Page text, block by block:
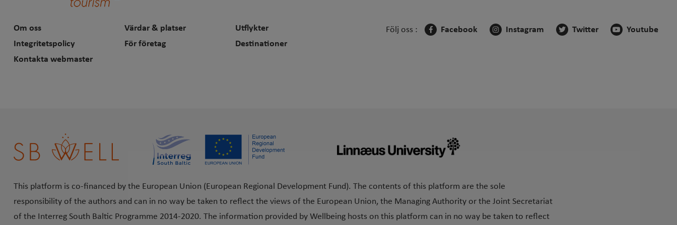
Om oss
Integritetspolicy
Kontakta webmaster
Värdar & platser
För företag
Utflykter
Destinationer
Följ oss : Facebook Instagram Twitter Youtube
This platform is co-financed by the European Union (European Regional Development Fund). The contents of this platform are the sole
responsibility of the authors and can in no way be taken to reflect the views of the European Union, the Managing Authority or the Joint Secretariat
of the Interreg South Baltic Programme 2014-2020. The information provided by Wellbeing hosts on this platform can in no way be taken to reflect